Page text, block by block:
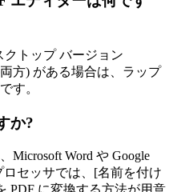
クトップ バージョン
方) がある場合は、ラップ
す。
か?
Microsoft Word や Google
セッサでは、[名前を付け